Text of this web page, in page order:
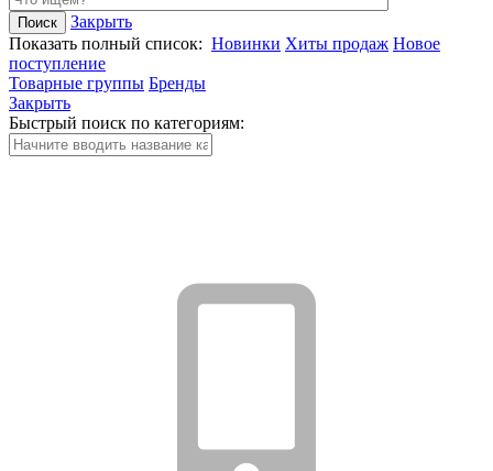
Закрыть
Показать полный список: Новинки Хиты продаж Новое
поступление
Товарные группы Бренды
Закрыть
Быстрый поиск по категориям: